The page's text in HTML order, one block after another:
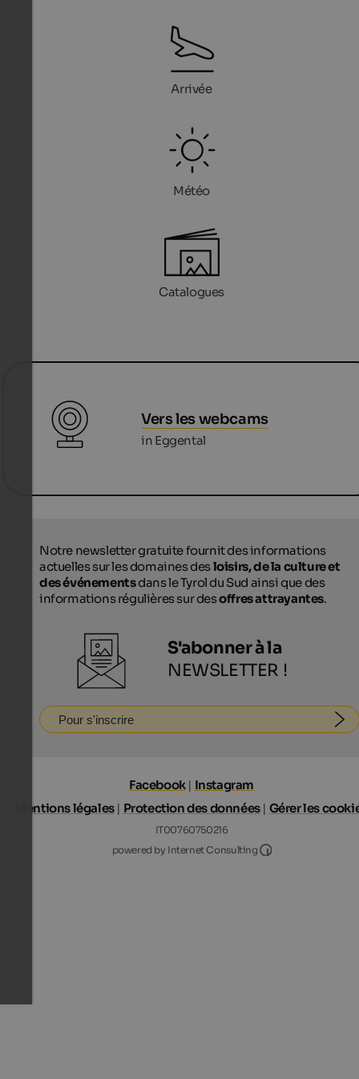
Arrivée
Météo
Catalogues
Vers les webcams
in Eggental
Notre newsletter gratuite fournit des informations
actuelles sur les domaines desloisirs, de la culture et
des événementsdans le Tyrol du Sud ainsi que des
informations régulières sur desoffres attrayantes.
S'abonner à la
NEWSLETTER !
Pour s'inscrire
Facebook | Instagram
Mentions légales| Protection des données| Gérer les
IT00760750216
powered by Internet Consulting
Internet